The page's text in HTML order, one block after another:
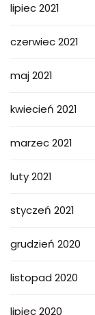
lipiec 2021
czerwiec 2021
maj 2021
kwiecień 2021
marzec 2021
luty 2021
styczeń 2021
grudzień 2020
listopad 2020
lipiec 2020